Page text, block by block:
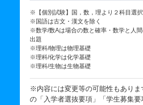
※【個別試験】国，数，理より２科目選択
※国語は古文・漢文を除く
※数学/数Aは場合の数と確率・数学と人
出題
※理科/物理は物理基礎
※理科/化学は化学基礎
※理科/生物は生物基礎
※内容には変更等の可能性もありま
の「入学者選抜要項」「学生募集要